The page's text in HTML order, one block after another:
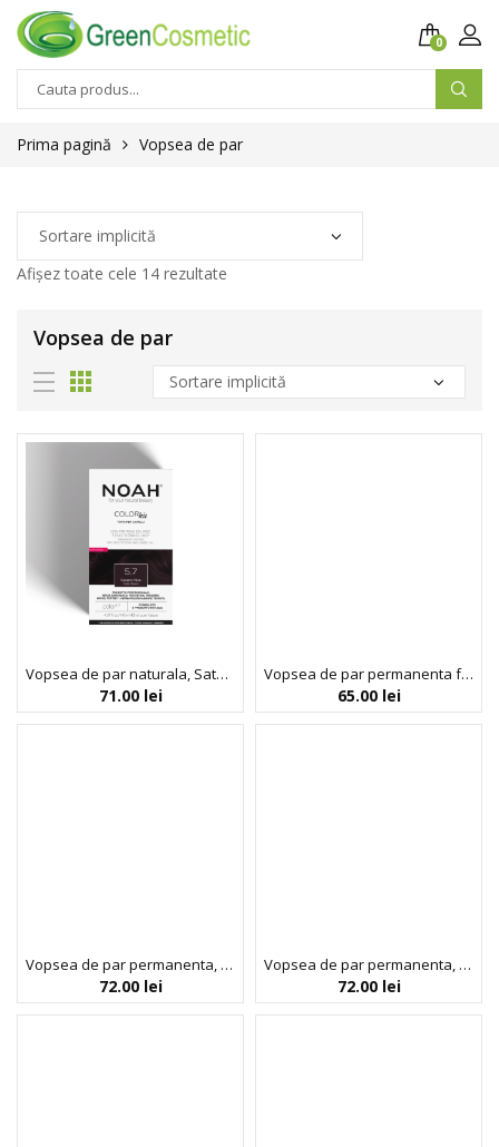
0
Prima pagină Vopsea de par
Afișez toate cele 14 rezultate
Vopsea de par
Vopsea de par naturala, Saten violet, 5.7, Noah, 140 ml
71.00 lei
Vopsea de par permanenta fara amoniac pe baza de ulei, 4.0 Saten (Brown), Noah Color in Oil, 135 ml
65.00 lei
Vopsea de par permanenta, fara amoniac, cu proteina de orez si ulei de in organic, 1.0 Negru, NOAH, 140 ml
72.00 lei
Vopsea de par permanenta, fara amoniac, cu proteina de orez si ulei de in organic, 3.0 Saten inchis, NOAH, 140 ml
72.00 lei